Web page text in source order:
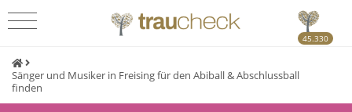
45.330
Sänger und Musiker in Freising für den Abiball & Abschlussball
finden